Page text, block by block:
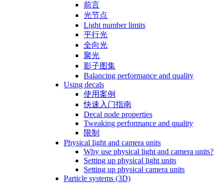
前言
光节点
Light number limits
平行光
全向光
聚光
影子图集
Balancing performance and quality
Using decals
使用案例
快速入门指南
Decal node properties
Tweaking performance and quality
限制
Physical light and camera units
Why use physical light and camera units?
Setting up physical light units
Setting up physical camera units
Particle systems (3D)